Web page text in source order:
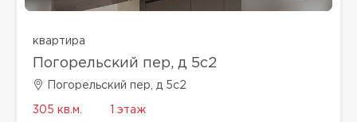
квартира
Погорельский пер, д 5с2
Погорельский пер, д 5с2
305 кв.м. 1 этаж